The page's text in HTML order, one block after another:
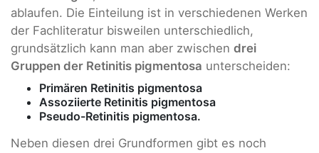
ablaufen. Die Einteilung ist in verschiedenen Werken
der Fachliteratur bisweilen unterschiedlich,
grundsätzlich kann man aber zwischen drei
Gruppen der Retinitis pigmentosa unterscheiden:
Primären Retinitis pigmentosa
Assoziierte Retinitis pigmentosa
Pseudo-Retinitis pigmentosa.
Neben diesen drei Grundformen gibt es noch